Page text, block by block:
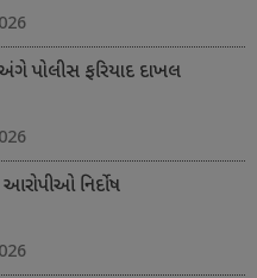
પોલીસ ફરિયાદ દાખલ
નિર્દોષ